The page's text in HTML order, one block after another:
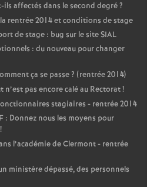
affectés dans le second degré?
rentrée 2014 et conditions de stage
de stage : bug sur le site SIAL
: du nouveau pour changer
ça se passe? (rentrée 2014)
pas encore calé au Rectorat!
stagiaires - rentrée 2014
: Donnez nous les moyens pour
!
l’académie de Clermont - rentrée
ministère dépassé, des personnels